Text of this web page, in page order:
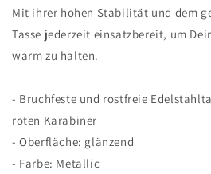
Mit ihrer hohen Stabilität und dem
Tasse jederzeit einsatzbereit, um
warm zu halten.
- Bruchfeste und rostfreie
roten Karabiner
- Oberfläche: glänzend
- Farbe: Metallic